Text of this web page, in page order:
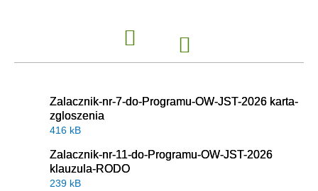
Zalacznik-nr-7-do-Programu-OW-JST-2026 karta-
zgloszenia
416 kB
Zalacznik-nr-11-do-Programu-OW-JST-2026
klauzula-RODO
239 kB